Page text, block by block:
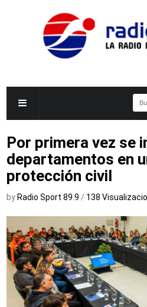
Por primera vez se
departamentos en
protección civil
by Radio Sport 89.9 / 138